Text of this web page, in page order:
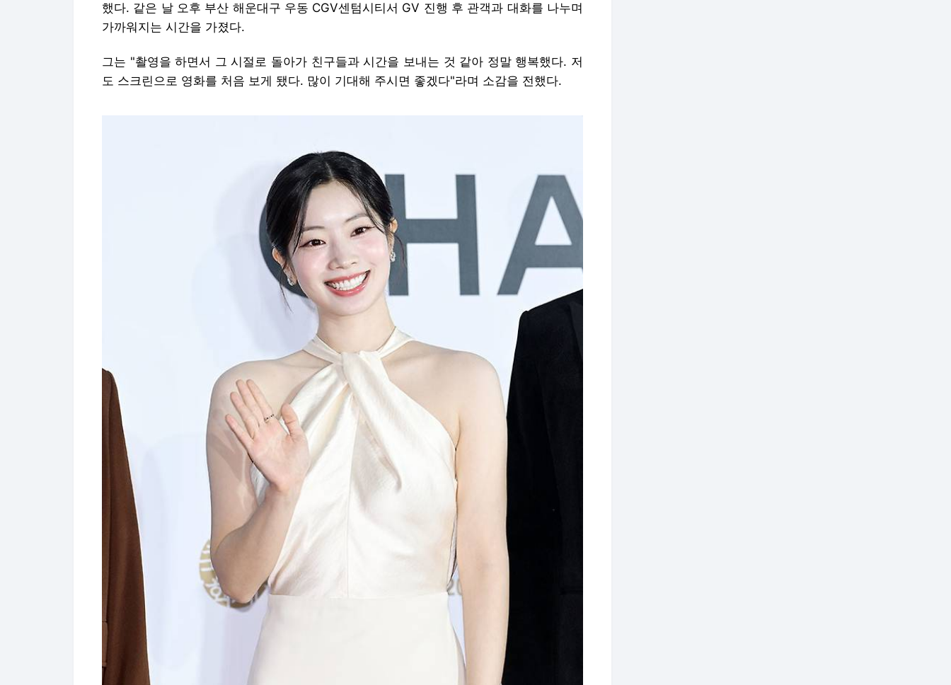
했다. 같은 날 오후 부산 해운대구 우동 CGV센텀시티서 GV 진행 후 관객과 대화를 나누며
가까워지는 시간을 가졌다.
그는 "촬영을 하면서 그 시절로 돌아가 친구들과 시간을 보내는 것 같아 정말 행복했다. 저
도 스크린으로 영화를 처음 보게 됐다. 많이 기대해 주시면 좋겠다"라며 소감을 전했다.